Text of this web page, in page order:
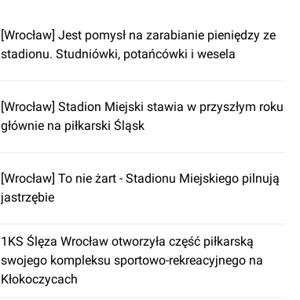
[Wrocław] Jest pomysł na zarabianie pieniędzy ze
stadionu. Studniówki, potańcówki i wesela
[Wrocław] Stadion Miejski stawia w przyszłym roku
głównie na piłkarski Śląsk
[Wrocław] To nie żart - Stadionu Miejskiego pilnują
jastrzębie
1KS Ślęza Wrocław otworzyła część piłkarską
swojego kompleksu sportowo-rekreacyjnego na
Kłokoczycach